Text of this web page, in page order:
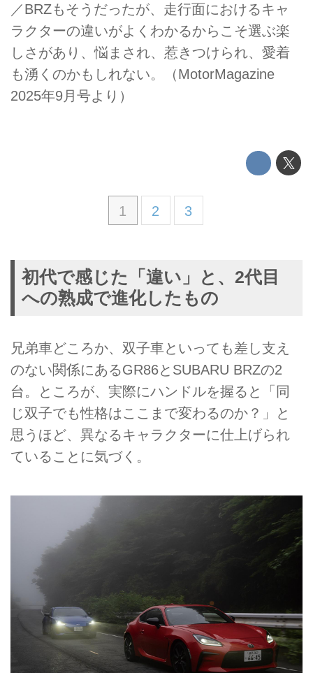
／BRZもそうだったが、走行面におけるキャ
ラクターの違いがよくわかるからこそ選ぶ楽
しさがあり、悩まされ、惹きつけられ、愛着
も湧くのかもしれない。（MotorMagazine
2025年9月号より）
1 2 3
初代で感じた「違い」と、2代目
への熟成で進化したもの
兄弟車どころか、双子車といっても差し支え
のない関係にあるGR86とSUBARU BRZの2
台。ところが、実際にハンドルを握ると「同
じ双子でも性格はここまで変わるのか？」と
思うほど、異なるキャラクターに仕上げられ
ていることに気づく。